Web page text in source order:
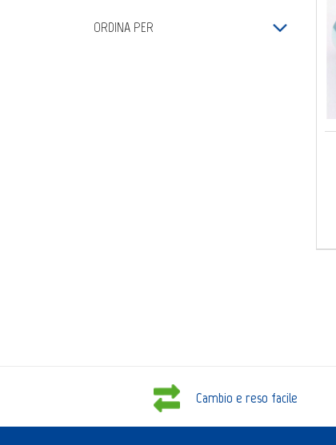
ORDINA PER
Cambio e reso facile